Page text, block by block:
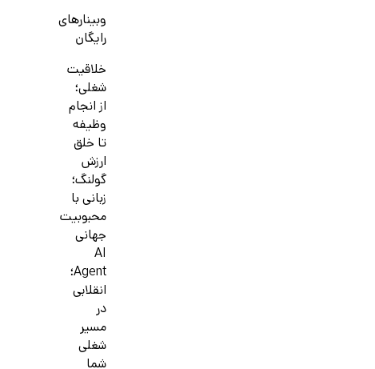
وبینارهای
رایگان
خلاقیت
شغلی؛
از انجام
وظیفه
تا خلق
ارزش
گولنگ؛
زبانی با
محبوبیت
جهانی
AI
Agent؛
انقلابی
در
مسیر
شغلی